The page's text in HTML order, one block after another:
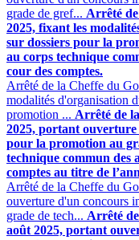
grade de gref... Arrêté
2025, fixant les
sur dossiers pour la
au corps technique
cour des comptes.
Arrêté de la Cheffe du
modalités d'organisation
promotion ... Arrêté de
2025, portant
pour la promotion au
technique commun des
comptes au titre de
Arrêté de la Cheffe du
ouverture d'un concours
grade de tech... Arrêté
août 2025, portant